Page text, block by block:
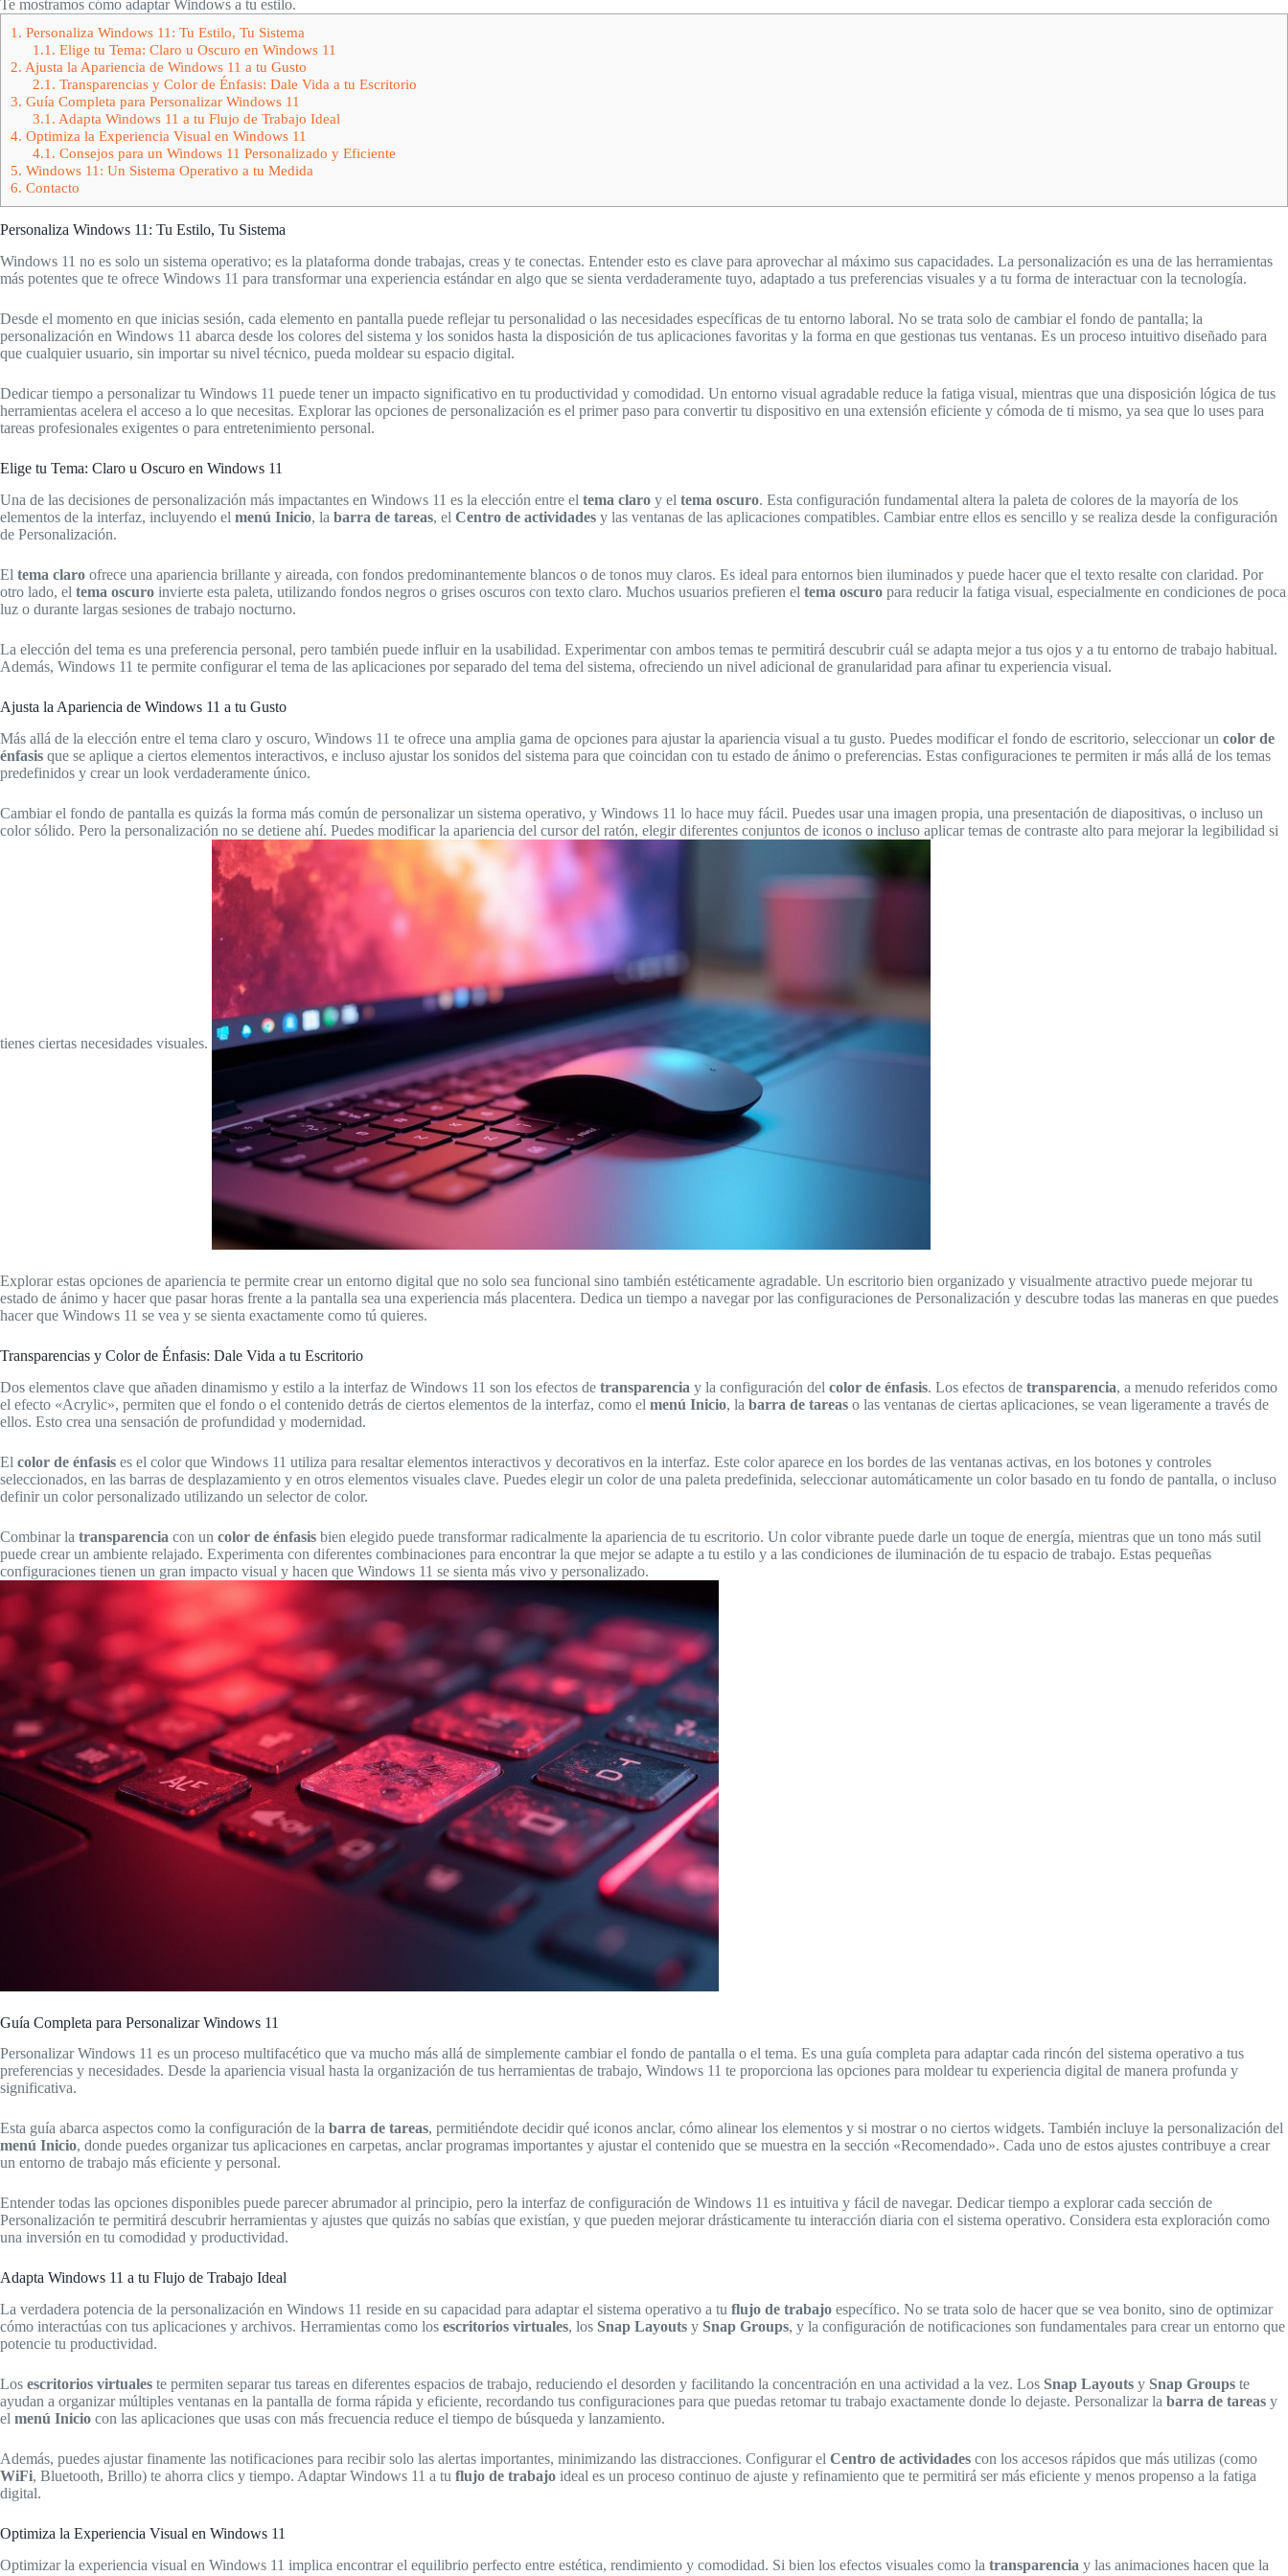
Te mostramos cómo adaptar Windows a tu estilo.
1. Personaliza Windows 11: Tu Estilo, Tu Sistema
1.1. Elige tu Tema: Claro u Oscuro en Windows 11
2. Ajusta la Apariencia de Windows 11 a tu Gusto
2.1. Transparencias y Color de Énfasis: Dale Vida a tu Escritorio
3. Guía Completa para Personalizar Windows 11
3.1. Adapta Windows 11 a tu Flujo de Trabajo Ideal
4. Optimiza la Experiencia Visual en Windows 11
4.1. Consejos para un Windows 11 Personalizado y Eficiente
5. Windows 11: Un Sistema Operativo a tu Medida
6. Contacto
Personaliza Windows 11: Tu Estilo, Tu Sistema
Windows 11 no es solo un sistema operativo; es la plataforma donde trabajas, creas y te conectas. Entender esto es clave para aprovechar al máximo sus capacidades. La personalización es una de las herramientas
más potentes que te ofrece Windows 11 para transformar una experiencia estándar en algo que se sienta verdaderamente tuyo, adaptado a tus preferencias visuales y a tu forma de interactuar con la tecnología.
Desde el momento en que inicias sesión, cada elemento en pantalla puede reflejar tu personalidad o las necesidades específicas de tu entorno laboral. No se trata solo de cambiar el fondo de pantalla; la
personalización en Windows 11 abarca desde los colores del sistema y los sonidos hasta la disposición de tus aplicaciones favoritas y la forma en que gestionas tus ventanas. Es un proceso intuitivo diseñado para
que cualquier usuario, sin importar su nivel técnico, pueda moldear su espacio digital.
Dedicar tiempo a personalizar tu Windows 11 puede tener un impacto significativo en tu productividad y comodidad. Un entorno visual agradable reduce la fatiga visual, mientras que una disposición lógica de tus
herramientas acelera el acceso a lo que necesitas. Explorar las opciones de personalización es el primer paso para convertir tu dispositivo en una extensión eficiente y cómoda de ti mismo, ya sea que lo uses para
tareas profesionales exigentes o para entretenimiento personal.
Elige tu Tema: Claro u Oscuro en Windows 11
Una de las decisiones de personalización más impactantes en Windows 11 es la elección entre el tema claro y el tema oscuro. Esta configuración fundamental altera la paleta de colores de la mayoría de los
elementos de la interfaz, incluyendo el menú Inicio, la barra de tareas, el Centro de actividades y las ventanas de las aplicaciones compatibles. Cambiar entre ellos es sencillo y se realiza desde la configuración
de Personalización.
El tema claro ofrece una apariencia brillante y aireada, con fondos predominantemente blancos o de tonos muy claros. Es ideal para entornos bien iluminados y puede hacer que el texto resalte con claridad. Por
otro lado, el tema oscuro invierte esta paleta, utilizando fondos negros o grises oscuros con texto claro. Muchos usuarios prefieren el tema oscuro para reducir la fatiga visual, especialmente en condiciones de poca
luz o durante largas sesiones de trabajo nocturno.
La elección del tema es una preferencia personal, pero también puede influir en la usabilidad. Experimentar con ambos temas te permitirá descubrir cuál se adapta mejor a tus ojos y a tu entorno de trabajo habitual.
Además, Windows 11 te permite configurar el tema de las aplicaciones por separado del tema del sistema, ofreciendo un nivel adicional de granularidad para afinar tu experiencia visual.
Ajusta la Apariencia de Windows 11 a tu Gusto
Más allá de la elección entre el tema claro y oscuro, Windows 11 te ofrece una amplia gama de opciones para ajustar la apariencia visual a tu gusto. Puedes modificar el fondo de escritorio, seleccionar un color de
énfasis que se aplique a ciertos elementos interactivos, e incluso ajustar los sonidos del sistema para que coincidan con tu estado de ánimo o preferencias. Estas configuraciones te permiten ir más allá de los temas
predefinidos y crear un look verdaderamente único.
Cambiar el fondo de pantalla es quizás la forma más común de personalizar un sistema operativo, y Windows 11 lo hace muy fácil. Puedes usar una imagen propia, una presentación de diapositivas, o incluso un
color sólido. Pero la personalización no se detiene ahí. Puedes modificar la apariencia del cursor del ratón, elegir diferentes conjuntos de iconos o incluso aplicar temas de contraste alto para mejorar la legibilidad si
tienes ciertas necesidades visuales.
Explorar estas opciones de apariencia te permite crear un entorno digital que no solo sea funcional sino también estéticamente agradable. Un escritorio bien organizado y visualmente atractivo puede mejorar tu
estado de ánimo y hacer que pasar horas frente a la pantalla sea una experiencia más placentera. Dedica un tiempo a navegar por las configuraciones de Personalización y descubre todas las maneras en que puedes
hacer que Windows 11 se vea y se sienta exactamente como tú quieres.
Transparencias y Color de Énfasis: Dale Vida a tu Escritorio
Dos elementos clave que añaden dinamismo y estilo a la interfaz de Windows 11 son los efectos de transparencia y la configuración del color de énfasis. Los efectos de transparencia, a menudo referidos como
el efecto «Acrylic», permiten que el fondo o el contenido detrás de ciertos elementos de la interfaz, como el menú Inicio, la barra de tareas o las ventanas de ciertas aplicaciones, se vean ligeramente a través de
ellos. Esto crea una sensación de profundidad y modernidad.
El color de énfasis es el color que Windows 11 utiliza para resaltar elementos interactivos y decorativos en la interfaz. Este color aparece en los bordes de las ventanas activas, en los botones y controles
seleccionados, en las barras de desplazamiento y en otros elementos visuales clave. Puedes elegir un color de una paleta predefinida, seleccionar automáticamente un color basado en tu fondo de pantalla, o incluso
definir un color personalizado utilizando un selector de color.
Combinar la transparencia con un color de énfasis bien elegido puede transformar radicalmente la apariencia de tu escritorio. Un color vibrante puede darle un toque de energía, mientras que un tono más sutil
puede crear un ambiente relajado. Experimenta con diferentes combinaciones para encontrar la que mejor se adapte a tu estilo y a las condiciones de iluminación de tu espacio de trabajo. Estas pequeñas
configuraciones tienen un gran impacto visual y hacen que Windows 11 se sienta más vivo y personalizado.
Guía Completa para Personalizar Windows 11
Personalizar Windows 11 es un proceso multifacético que va mucho más allá de simplemente cambiar el fondo de pantalla o el tema. Es una guía completa para adaptar cada rincón del sistema operativo a tus
preferencias y necesidades. Desde la apariencia visual hasta la organización de tus herramientas de trabajo, Windows 11 te proporciona las opciones para moldear tu experiencia digital de manera profunda y
significativa.
Esta guía abarca aspectos como la configuración de la barra de tareas, permitiéndote decidir qué iconos anclar, cómo alinear los elementos y si mostrar o no ciertos widgets. También incluye la personalización del
menú Inicio, donde puedes organizar tus aplicaciones en carpetas, anclar programas importantes y ajustar el contenido que se muestra en la sección «Recomendado». Cada uno de estos ajustes contribuye a crear
un entorno de trabajo más eficiente y personal.
Entender todas las opciones disponibles puede parecer abrumador al principio, pero la interfaz de configuración de Windows 11 es intuitiva y fácil de navegar. Dedicar tiempo a explorar cada sección de
Personalización te permitirá descubrir herramientas y ajustes que quizás no sabías que existían, y que pueden mejorar drásticamente tu interacción diaria con el sistema operativo. Considera esta exploración como
una inversión en tu comodidad y productividad.
Adapta Windows 11 a tu Flujo de Trabajo Ideal
La verdadera potencia de la personalización en Windows 11 reside en su capacidad para adaptar el sistema operativo a tu flujo de trabajo específico. No se trata solo de hacer que se vea bonito, sino de optimizar
cómo interactúas con tus aplicaciones y archivos. Herramientas como los escritorios virtuales, los Snap Layouts y Snap Groups, y la configuración de notificaciones son fundamentales para crear un entorno que
potencie tu productividad.
Los escritorios virtuales te permiten separar tus tareas en diferentes espacios de trabajo, reduciendo el desorden y facilitando la concentración en una actividad a la vez. Los Snap Layouts y Snap Groups te
ayudan a organizar múltiples ventanas en la pantalla de forma rápida y eficiente, recordando tus configuraciones para que puedas retomar tu trabajo exactamente donde lo dejaste. Personalizar la barra de tareas y
el menú Inicio con las aplicaciones que usas con más frecuencia reduce el tiempo de búsqueda y lanzamiento.
Además, puedes ajustar finamente las notificaciones para recibir solo las alertas importantes, minimizando las distracciones. Configurar el Centro de actividades con los accesos rápidos que más utilizas (como
WiFi, Bluetooth, Brillo) te ahorra clics y tiempo. Adaptar Windows 11 a tu flujo de trabajo ideal es un proceso continuo de ajuste y refinamiento que te permitirá ser más eficiente y menos propenso a la fatiga
digital.
Optimiza la Experiencia Visual en Windows 11
Optimizar la experiencia visual en Windows 11 implica encontrar el equilibrio perfecto entre estética, rendimiento y comodidad. Si bien los efectos visuales como la transparencia y las animaciones hacen que la